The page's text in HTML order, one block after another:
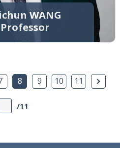
WANG
8 9 10 11 下一
/11